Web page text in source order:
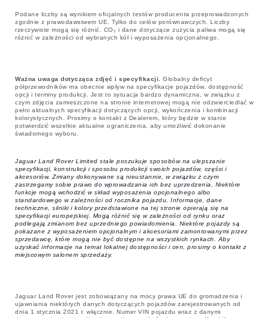
Podane liczby są wynikiem oficjalnych testów producenta przeprowadzonych
zgodnie z prawodawstwem UE. Tylko do celów porównawczych. Liczby
rzeczywiste mogą się różnić. CO₂ i dane dotyczące zużycia paliwa mogą się
różnić w zależności od wybranych kół i wyposażenia opcjonalnego.
Ważna uwaga dotycząca zdjęć i specyfikacji. Globalny deficyt
półprzewodników ma obecnie wpływ na specyfikacje pojazdów, dostępność
opcji i terminy produkcji. Jest to sytuacja bardzo dynamiczna, w związku z
czym zdjęcia zamieszczone na stronie internetowej mogą nie odzwierciedlać w
pełni aktualnych specyfikacji dotyczących opcji, wykończenia i kombinacji
kolorystycznych. Prosimy o kontakt z Dealerem, który będzie w stanie
potwierdzić wszelkie aktualne ograniczenia, aby umożliwić dokonanie
świadomego wyboru.
Jaguar Land Rover Limited stale poszukuje sposobów na ulepszanie
specyfikacji, konstrukcji i sposobu produkcji swoich pojazdów, części i
akcesoriów. Zmiany dokonywane są nieustannie, w związku z czym
zastrzegamy sobie prawo do wprowadzania ich bez uprzedzenia. Niektóre
funkcje mogą wchodzić w skład wyposażenia opcjonalnego albo
standardowego w zależności od rocznika pojazdu. Informacje, dane
techniczne, silniki i kolory przedstawione na tej stronie opierają się na
specyfikacji europejskiej. Mogą różnić się w zależności od rynku oraz
podlegają zmianom bez uprzedniego powiadomienia. Niektóre pojazdy są
pokazane z wyposażeniem opcjonalnym i akcesoriami zamontowanymi przez
sprzedawcę, które mogą nie być dostępne na wszystkich rynkach. Aby
uzyskać informacje na temat lokalnej dostępności i cen, prosimy o kontakt z
miejscowym salonem sprzedaży.
Jaguar Land Rover jest zobowiązany na mocy prawa UE do gromadzenia i
ujawniania niektórych danych dotyczących pojazdów zarejestrowanych od
dnia 1 stycznia 2021 r. włącznie. Numer VIN pojazdu wraz z danymi